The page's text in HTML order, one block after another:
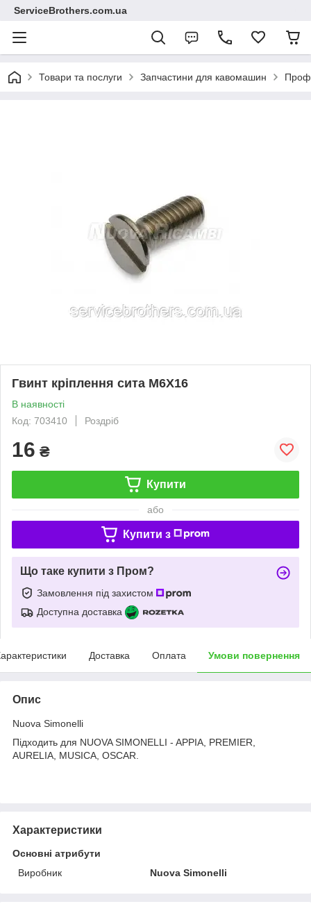
ServiceBrothers.com.ua
Товари та послуги Запчастини для кавомашин
Гвинт кріплення сита M6X16
В наявності
Код: 703410
Роздріб
16 ₴
Купити
або
Купити з
Що таке купити з Пром?
Замовлення під захистом
Доступна доставка
Доставка Оплата Умови повернення
Опис
Nuova Simonelli
Підходить для NUOVA SIMONELLI - APPIA, PREMIER,
AURELIA, MUSICA, OSCAR.
Характеристики
Основні атрибути
Виробник
Nuova Simonelli